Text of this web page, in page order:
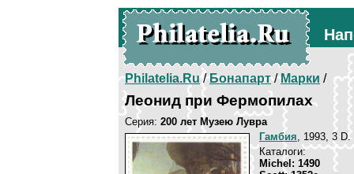
Philatelia.Ru/Бонапарт/Марки /
Леонид при Фермопилах
Серия: 200 лет Музею Лувра
Гамбия, 1993, 3
Каталоги:
Michel: 1490